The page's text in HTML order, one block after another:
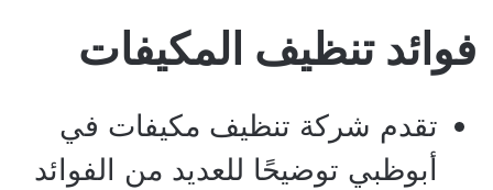
فوائد تنظيف المكيفات
تقدم شركة تنظيف مكيفات في
أبوظبي توضيحًا للعديد من الفوائد